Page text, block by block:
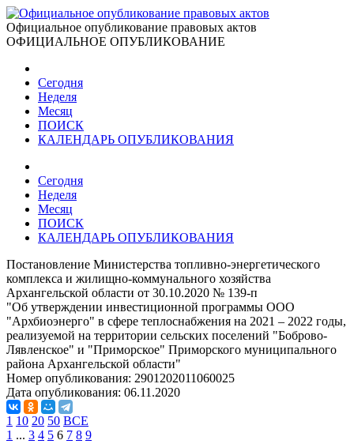
Официальное опубликование правовых актов
ОФИЦИАЛЬНОЕ ОПУБЛИКОВАНИЕ
Сегодня
Неделя
Месяц
ПОИСК
КАЛЕНДАРЬ ОПУБЛИКОВАНИЯ
Сегодня
Неделя
Месяц
ПОИСК
КАЛЕНДАРЬ ОПУБЛИКОВАНИЯ
Постановление Министерства топливно-энергетического
комплекса и жилищно-коммунального хозяйства
Архангельской области от 30.10.2020 № 139-п
"Об утверждении инвестиционной программы ООО
"Архбиоэнерго" в сфере теплоснабжения на 2021 – 2022 годы,
реализуемой на территории сельских поселений "Боброво-
Лявленское" и "Приморское" Приморского муниципального
района Архангельской области"
Номер опубликования: 2901202011060025
Дата опубликования: 06.11.2020
1 10 20 50 ВСЕ
1 ... 3 4 5 6 7 8 9